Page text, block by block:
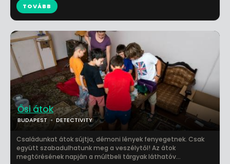
TOVÁBB
Ősi átok
BUDAPEST DETECTIVITY
Családunkat átok sújtja, démoni lények fenyegetnek. Csak
együtt szabadulhatunk meg a veszélytől! Az átok
megtörésének napján a múltbeli tárgyak láthatóv...